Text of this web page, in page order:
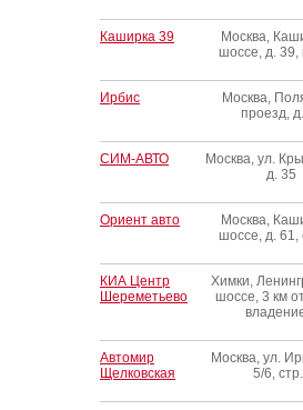
Каширка 39
Москва,
шоссе, д. 39,
Ирбис
Москва,
проезд,
СИМ-АВТО
Москва, ул.
д. 35
Ориент авто
Москва,
шоссе, д. 61,
КИА Центр
Шереметьево
Химки,
шоссе, 3 км
Автомир
Щелковская
Москва, ул.
5/6,